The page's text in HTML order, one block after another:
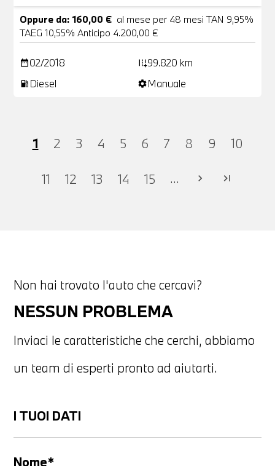
Oppure da: 160,00 € al mese per 48 mesi TAN 9,95%
TAEG 10,55% Anticipo 4.200,00 €
date_range02/2018 add_road99.820 km
local_gas_station Diesel settingsManuale
1 2 3 4 5 6 7 8 9 10
11 12 13 14 15 ... chevron_right last_page
Non hai trovato l'auto che cercavi?
NESSUN PROBLEMA
Inviaci le caratteristiche che cerchi, abbiamo
un team di esperti pronto ad aiutarti.
I TUOI DATI
Nome*